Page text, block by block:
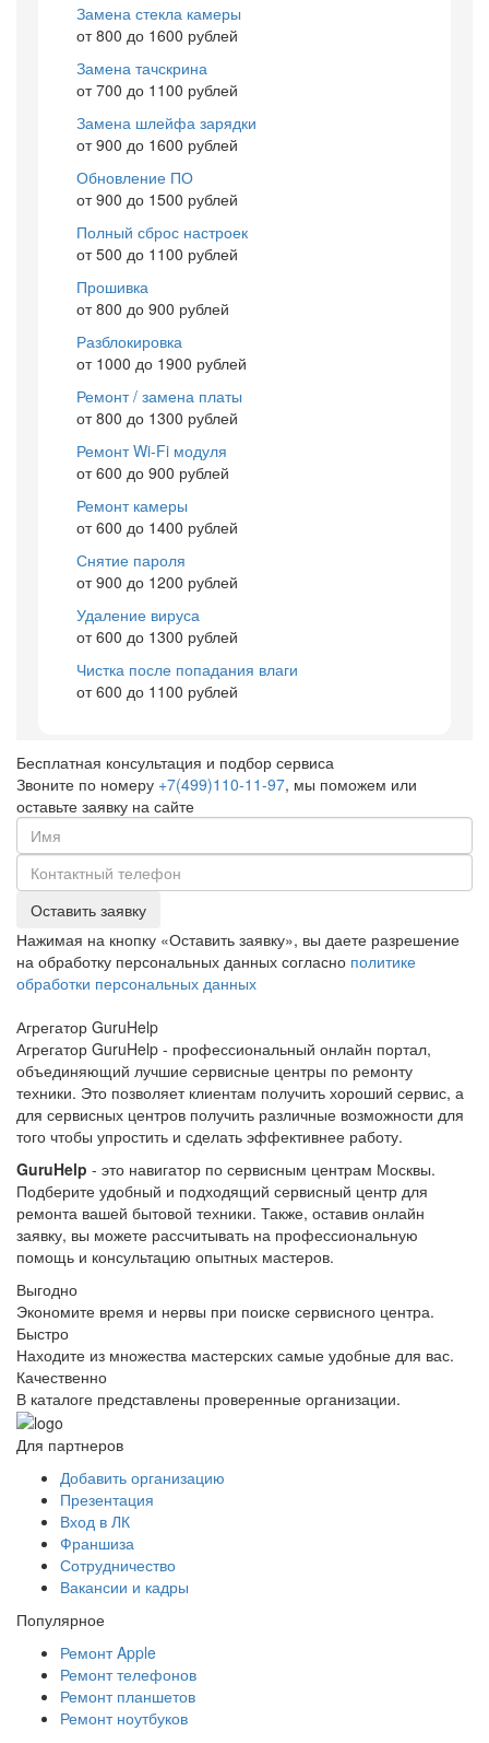
Замена стекла камеры
от 800 до 1600 рублей
Замена тачскрина
от 700 до 1100 рублей
Замена шлейфа зарядки
от 900 до 1600 рублей
Обновление ПО
от 900 до 1500 рублей
Полный сброс настроек
от 500 до 1100 рублей
Прошивка
от 800 до 900 рублей
Разблокировка
от 1000 до 1900 рублей
Ремонт / замена платы
от 800 до 1300 рублей
Ремонт Wi-Fi модуля
от 600 до 900 рублей
Ремонт камеры
от 600 до 1400 рублей
Снятие пароля
от 900 до 1200 рублей
Удаление вируса
от 600 до 1300 рублей
Чистка после попадания влаги
от 600 до 1100 рублей
Бесплатная консультация и подбор сервиса
Звоните по номеру +7(499)110-11-97, мы поможем или
оставьте заявку на сайте
Оставить заявку
Нажимая на кнопку «Оставить заявку», вы даете разрешение
на обработку персональных данных согласно политике
обработки персональных данных
Агрегатор GuruHelp
Агрегатор GuruHelp - профессиональный онлайн портал,
объединяющий лучшие сервисные центры по ремонту
техники. Это позволяет клиентам получить хороший сервис, а
для сервисных центров получить различные возможности для
того чтобы упростить и сделать эффективнее работу.
GuruHelp - это навигатор по сервисным центрам Москвы.
Подберите удобный и подходящий сервисный центр для
ремонта вашей бытовой техники. Также, оставив онлайн
заявку, вы можете рассчитывать на профессиональную
помощь и консультацию опытных мастеров.
Выгодно
Экономите время и нервы при поиске сервисного центра.
Быстро
Находите из множества мастерских самые удобные для вас.
Качественно
В каталоге представлены проверенные организации.
Для партнеров
Добавить организацию
Презентация
Вход в ЛК
Франшиза
Сотрудничество
Вакансии и кадры
Популярное
Ремонт Apple
Ремонт телефонов
Ремонт планшетов
Ремонт ноутбуков